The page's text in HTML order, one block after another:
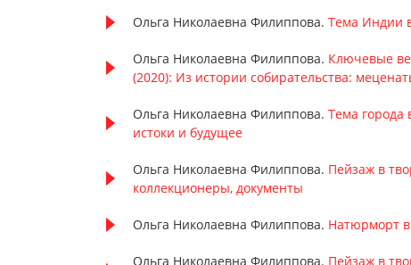
Ольга Николаевна Филиппова. Тема Индии
Ольга Николаевна Филиппова. Ключевые
(2020): Из истории собирательства:
Ольга Николаевна Филиппова. Тема города
истоки и будущее
Ольга Николаевна Филиппова. Пейзаж в
коллекционеры, документы
Ольга Николаевна Филиппова. Натюрморт в
Ольга Николаевна Филиппова. Пейзаж в